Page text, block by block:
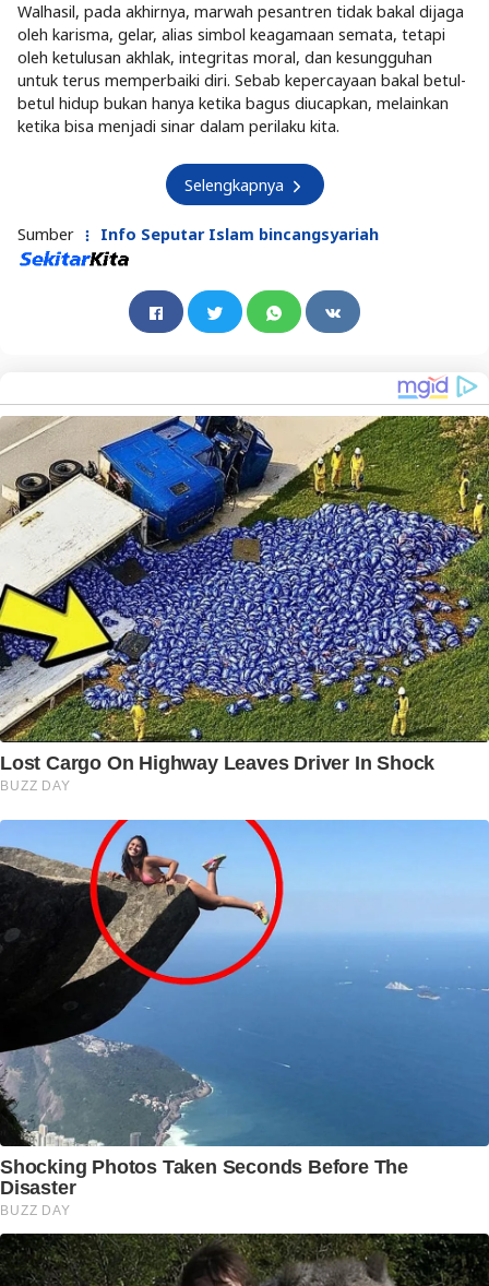
Walhasil, pada akhirnya, marwah pesantren tidak bakal dijaga
oleh karisma, gelar, alias simbol keagamaan semata, tetapi
oleh ketulusan akhlak, integritas moral, dan kesungguhan
untuk terus memperbaiki diri. Sebab kepercayaan bakal betul-
betul hidup bukan hanya ketika bagus diucapkan, melainkan
ketika bisa menjadi sinar dalam perilaku kita.
Selengkapnya
Sumber Info Seputar Islam bincangsyariah